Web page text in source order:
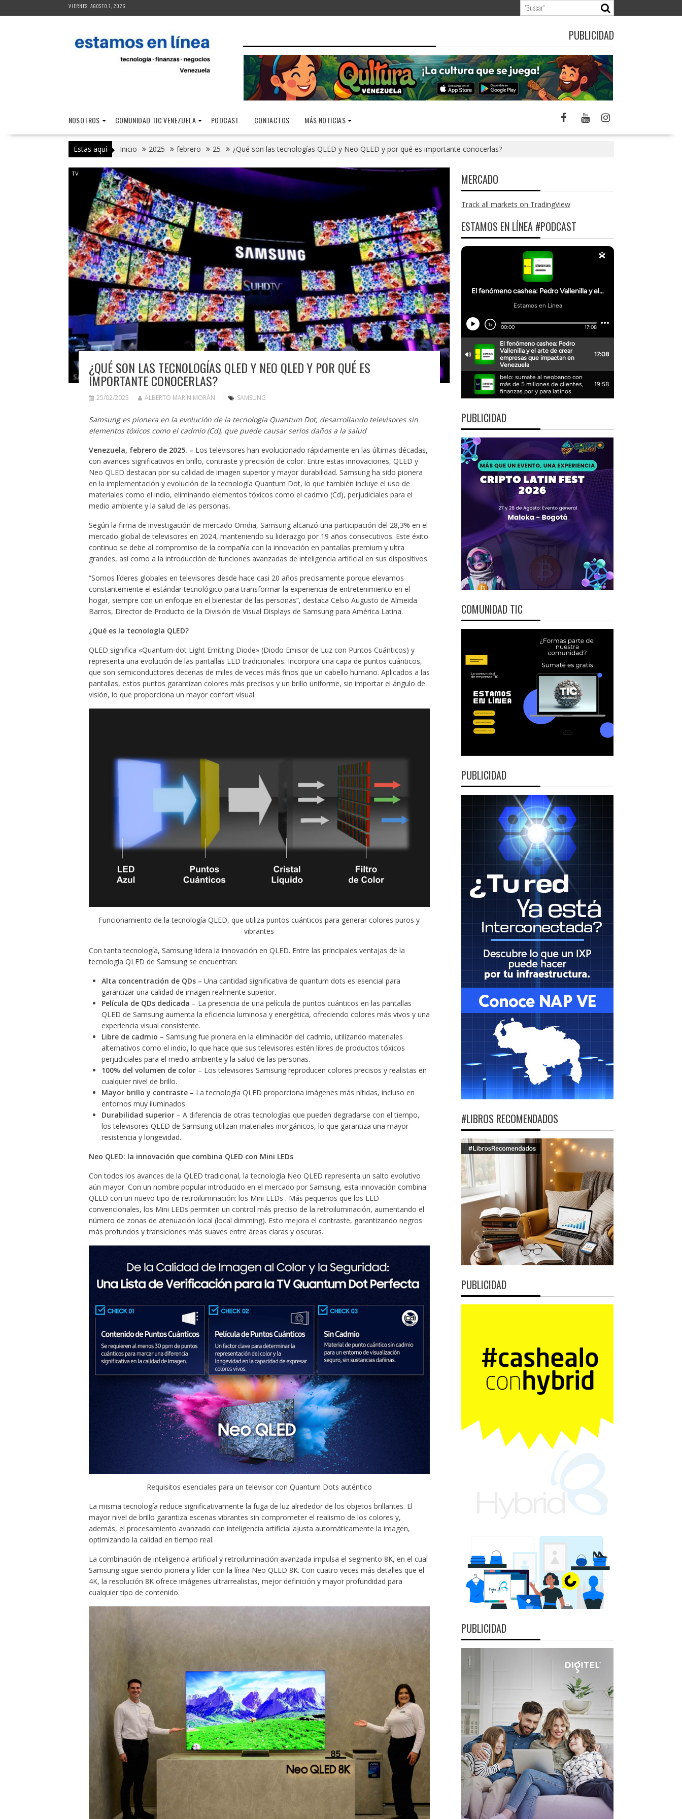
al
VIERNES, AGOSTO 7, 2026
PUBLICIDAD
NOSOTROS COMUNIDAD TIC VENEZUELA PODCAST CONTACTOS MÁS NOTICIAS
Estas aquí Inicio 2025 febrero 25 ¿Qué son las tecnologías QLED y Neo QLED y por qué es importante conocerlas?
TV
¿QUÉ SON LAS TECNOLOGÍAS QLED Y NEO QLED Y POR QUÉ ES
IMPORTANTE CONOCERLAS?
25/02/2025 ALBERTO MARÍN MORÁN SAMSUNG
Samsung es pionera en la evolución de la tecnología Quantum Dot, desarrollando televisores sin
elementos tóxicos como el cadmio (Cd), que puede causar serios daños a la salud
Venezuela, febrero de 2025. – Los televisores han evolucionado rápidamente en las últimas décadas,
con avances significativos en brillo, contraste y precisión de color. Entre estas innovaciones, QLED y
Neo QLED destacan por su calidad de imagen superior y mayor durabilidad. Samsung ha sido pionera
en la implementación y evolución de la tecnología Quantum Dot, lo que también incluye el uso de
materiales como el indio, eliminando elementos tóxicos como el cadmio (Cd), perjudiciales para el
medio ambiente y la salud de las personas.
Según la firma de investigación de mercado Omdia, Samsung alcanzó una participación del 28,3% en el
mercado global de televisores en 2024, manteniendo su liderazgo por 19 años consecutivos. Este éxito
continuo se debe al compromiso de la compañía con la innovación en pantallas premium y ultra
grandes, así como a la introducción de funciones avanzadas de inteligencia artificial en sus dispositivos.
“Somos líderes globales en televisores desde hace casi 20 años precisamente porque elevamos
constantemente el estándar tecnológico para transformar la experiencia de entretenimiento en el
hogar, siempre con un enfoque en el bienestar de las personas”, destaca Celso Augusto de Almeida
Barros, Director de Producto de la División de Visual Displays de Samsung para América Latina.
¿Qué es la tecnología QLED?
QLED significa «Quantum-dot Light Emitting Diode» (Diodo Emisor de Luz con Puntos Cuánticos) y
representa una evolución de las pantallas LED tradicionales. Incorpora una capa de puntos cuánticos,
que son semiconductores decenas de miles de veces más finos que un cabello humano. Aplicados a las
pantallas, estos puntos garantizan colores más precisos y un brillo uniforme, sin importar el ángulo de
visión, lo que proporciona un mayor confort visual.
Funcionamiento de la tecnología QLED, que utiliza puntos cuánticos para generar colores puros y
vibrantes
Con tanta tecnología, Samsung lidera la innovación en QLED. Entre las principales ventajas de la
tecnología QLED de Samsung se encuentran:
Alta concentración de QDs – Una cantidad significativa de quantum dots es esencial para
garantizar una calidad de imagen realmente superior.
Película de QDs dedicada – La presencia de una película de puntos cuánticos en las pantallas
QLED de Samsung aumenta la eficiencia luminosa y energética, ofreciendo colores más vivos y una
experiencia visual consistente.
Libre de cadmio – Samsung fue pionera en la eliminación del cadmio, utilizando materiales
alternativos como el indio, lo que hace que sus televisores estén libres de productos tóxicos
perjudiciales para el medio ambiente y la salud de las personas.
100% del volumen de color– Los televisores Samsung reproducen colores precisos y realistas en
cualquier nivel de brillo.
Mayor brillo y contraste– La tecnología QLED proporciona imágenes más nítidas, incluso en
entornos muy iluminados.
Durabilidad superior– A diferencia de otras tecnologías que pueden degradarse con el tiempo,
los televisores QLED de Samsung utilizan materiales inorgánicos, lo que garantiza una mayor
resistencia y longevidad.
Neo QLED: la innovación que combina QLED con Mini LEDs
Con todos los avances de la QLED tradicional, la tecnología Neo QLED representa un salto evolutivo
aún mayor. Con un nombre popular introducido en el mercado por Samsung, esta innovación combina
QLED con un nuevo tipo de retroiluminación: los Mini LEDs . Más pequeños que los LED
convencionales, los Mini LEDs permiten un control más preciso de la retroiluminación, aumentando el
número de zonas de atenuación local (local dimming). Esto mejora el contraste, garantizando negros
más profundos y transiciones más suaves entre áreas claras y oscuras.
Requisitos esenciales para un televisor con Quantum Dots auténtico
La misma tecnología reduce significativamente la fuga de luz alrededor de los objetos brillantes. El
mayor nivel de brillo garantiza escenas vibrantes sin comprometer el realismo de los colores y,
además, el procesamiento avanzado con inteligencia artificial ajusta automáticamente la imagen,
optimizando la calidad en tiempo real.
La combinación de inteligencia artificial y retroiluminación avanzada impulsa el segmento 8K, en el cual
Samsung sigue siendo pionera y líder con la línea Neo QLED 8K. Con cuatro veces más detalles que el
4K, la resolución 8K ofrece imágenes ultrarrealistas, mejor definición y mayor profundidad para
cualquier tipo de contenido.
MERCADO
Track all markets on TradingView
ESTAMOS EN LÍNEA #PODCAST
PUBLICIDAD
COMUNIDAD TIC
PUBLICIDAD
#LIBROS RECOMENDADOS
PUBLICIDAD
PUBLICIDAD